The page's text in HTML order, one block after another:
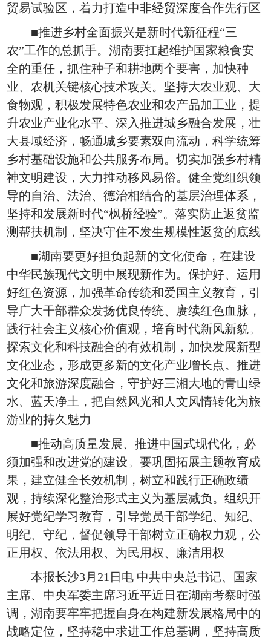
贸易试验区，着力打造中非经贸深度合作先行区
■推进乡村全面振兴是新时代新征程“三
农”工作的总抓手。湖南要扛起维护国家粮食安
全的重任，抓住种子和耕地两个要害，加快种
业、农机关键核心技术攻关。坚持大农业观、大
食物观，积极发展特色农业和农产品加工业，提
升农业产业化水平。深入推进城乡融合发展，壮
大县域经济，畅通城乡要素双向流动，科学统筹
乡村基础设施和公共服务布局。切实加强乡村精
神文明建设，大力推动移风易俗。健全党组织领
导的自治、法治、德治相结合的基层治理体系，
坚持和发展新时代“枫桥经验”。落实防止返贫监
测帮扶机制，坚决守住不发生规模性返贫的底线
■湖南要更好担负起新的文化使命，在建设
中华民族现代文明中展现新作为。保护好、运用
好红色资源，加强革命传统和爱国主义教育，引
导广大干部群众发扬优良传统、赓续红色血脉，
践行社会主义核心价值观，培育时代新风新貌。
探索文化和科技融合的有效机制，加快发展新型
文化业态，形成更多新的文化产业增长点。推进
文化和旅游深度融合，守护好三湘大地的青山绿
水、蓝天净土，把自然风光和人文风情转化为旅
游业的持久魅力
■推动高质量发展、推进中国式现代化，必
须加强和改进党的建设。要巩固拓展主题教育成
果，建立健全长效机制，树立和践行正确政绩
观，持续深化整治形式主义为基层减负。组织开
展好党纪学习教育，引导党员干部学纪、知纪、
明纪、守纪，督促领导干部树立正确权力观，公
正用权、依法用权、为民用权、廉洁用权
本报长沙3月21日电 中共中央总书记、国家
主席、中央军委主席习近平近日在湖南考察时强
调，湖南要牢牢把握自身在构建新发展格局中的
战略定位，坚持稳中求进工作总基调，坚持高质